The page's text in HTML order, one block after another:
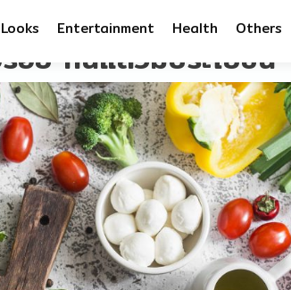
Looks Entertainment Health Others
อย กินแล้วมีประโยชน์